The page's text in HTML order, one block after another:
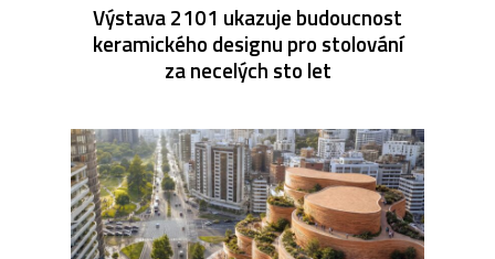
Výstava 2101 ukazuje budoucnost
keramického designu pro stolování
za necelých sto let